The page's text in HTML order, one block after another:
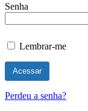
Senha
Lembrar-me
Perdeu a senha?